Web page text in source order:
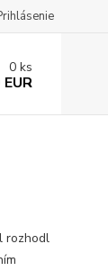
0 ks
rozhodl